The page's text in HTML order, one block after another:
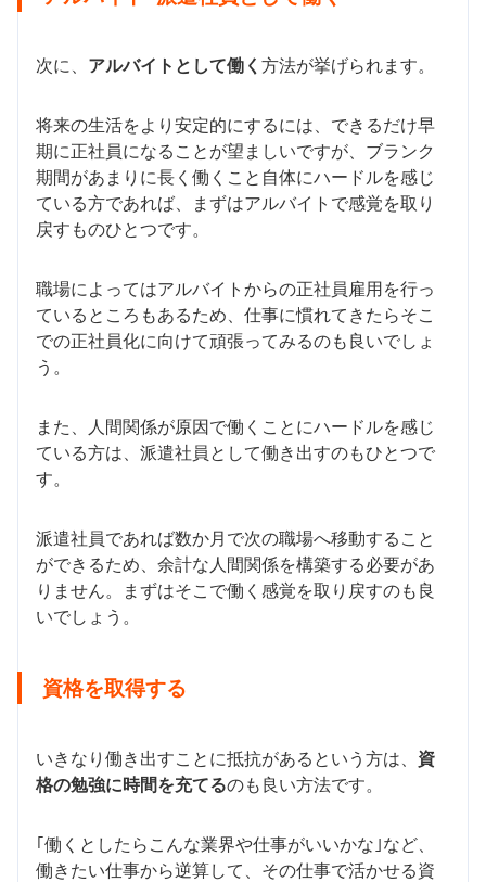
次に、 アルバイトとして働く 方法が挙げられます。
将来の生活をより安定的にするには、できるだけ早
期に正社員になることが望ましいですが、ブランク
期間があまりに長く働くこと自体にハードルを感じ
ている方であれば、まずはアルバイトで感覚を取り
戻すものひとつです。
職場によってはアルバイトからの正社員雇用を行っ
ているところもあるため、仕事に慣れてきたらそこ
での正社員化に向けて頑張ってみるのも良いでしょ
う。
また、人間関係が原因で働くことにハードルを感じ
ている方は、派遣社員として働き出すのもひとつで
す。
派遣社員であれば数か月で次の職場へ移動すること
ができるため、余計な人間関係を構築する必要があ
りません。まずはそこで働く感覚を取り戻すのも良
いでしょう。
資格を取得する
いきなり働き出すことに抵抗があるという方は、 資
格の勉強に時間を充てるのも良い方法です。
｢働くとしたらこんな業界や仕事がいいかな｣など、
働きたい仕事から逆算して、その仕事で活かせる資